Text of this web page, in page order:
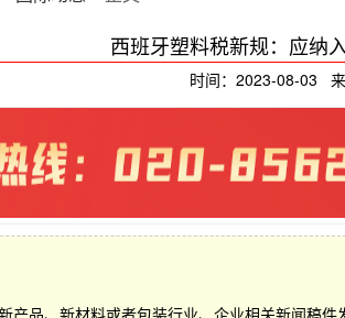
西班牙塑料税新规：应纳
时间：2023-08-03
产品、新材料或者包装行业、企业相关新闻稿